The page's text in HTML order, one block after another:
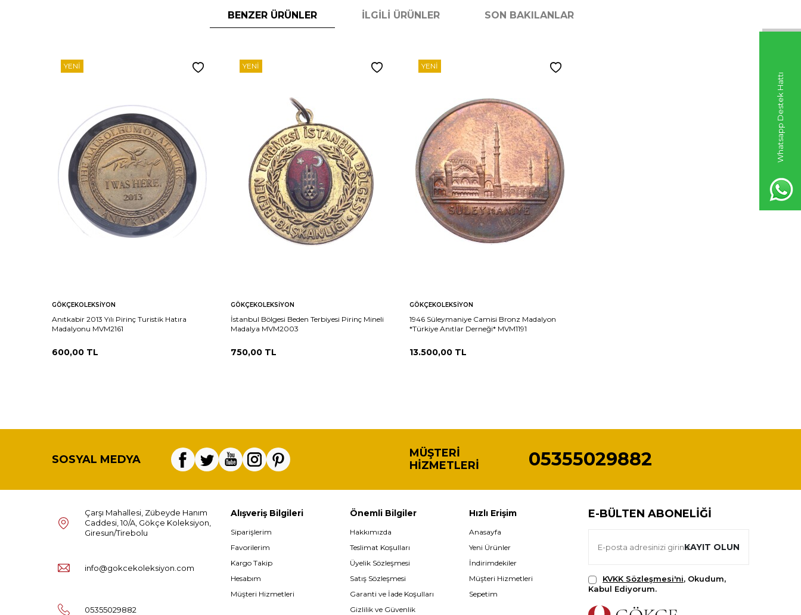
Whatsapp Destek Hattı
BENZER ÜRÜNLER İLGILI ÜRÜNLER SON BAKILANLAR
YENI
GÖKÇEKOLEKSIYON
Anıtkabir 2013 Yılı Pirinç Turistik Hatıra
Madalyonu MVM2161
600,00 TL
YENI
GÖKÇEKOLEKSIYON
İstanbul Bölgesi Beden Terbiyesi Pirinç Mineli
Madalya MVM2003
750,00 TL
YENI
GÖKÇEKOLEKSIYON
1946 Süleymaniye Camisi Bronz Madalyon
*Türkiye Anıtlar Derneği* MVM1191
13.500,00 TL
SOSYAL MEDYA
MÜŞTERI
HIZMETLERI
05355029882
Çarşı Mahallesi, Zübeyde Hanım
Caddesi, 10/A, Gökçe Koleksiyon,
Giresun/Tirebolu
info@gokcekoleksiyon.com
05355029882
Alışveriş Bilgileri
Siparişlerim
Favorilerim
Kargo Takip
Hesabım
Müşteri Hizmetleri
Önemli Bilgiler
Hakkımızda
Teslimat Koşulları
Üyelik Sözleşmesi
Satış Sözleşmesi
Garanti ve İade Koşulları
Gizlilik ve Güvenlik
Hızlı Erişim
Anasayfa
Yeni Ürünler
İndirimdekiler
Müşteri Hizmetleri
Sepetim
E-BÜLTEN ABONELIĞI
KAYIT OLUN
KVKK Sözleşmesi'ni, Okudum,
Kabul Ediyorum.